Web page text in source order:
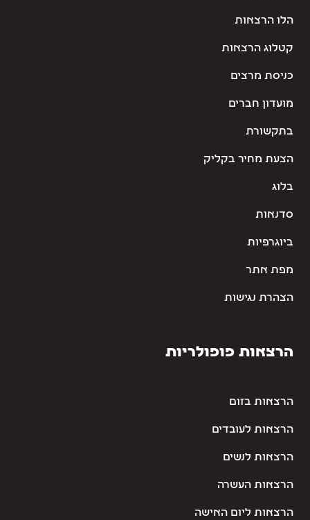
הלו הרצאות
קטלוג הרצאות
כניסת מרצים
מועדון חברים
בתקשורת
הצעת מחיר בקליק
בלוג
סדנאות
ביוגרפיות
מפת אתר
הצהרת נגישות
הרצאות פופולריות
הרצאות בזום
הרצאות לעובדים
הרצאות לנשים
הרצאות העשרה
הרצאות ליום האישה